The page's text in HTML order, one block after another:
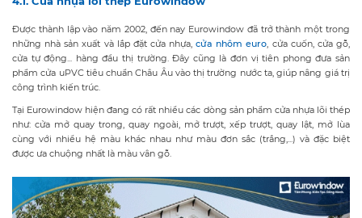
Được thành lập vào năm 2002, đến nay Eurowindow đã trở thành một trong
những nhà sản xuất và lắp đặt cửa nhựa,cửa nhôm euro, cửa cuốn, cửa gỗ,
cửa tự động... hàng đầu thị trường. Đây cũng là đơn vị tiên phong đưa sản
phẩm cửa uPVC tiêu chuẩn Châu Âu vào thị trường nước ta, giúp nâng giá trị
công trình kiến trúc.
Tại Eurowindow hiện đang có rất nhiều các dòng sản phẩm cửa nhựa lõi thép
như: cửa mở quay trong, quay ngoài, mở trượt, xếp trượt, quay lật, mở lùa
cùng với nhiều hệ màu khác nhau như màu đơn sắc (trắng,...) và đặc biệt
được ưa chuộng nhất là màu vân gỗ.